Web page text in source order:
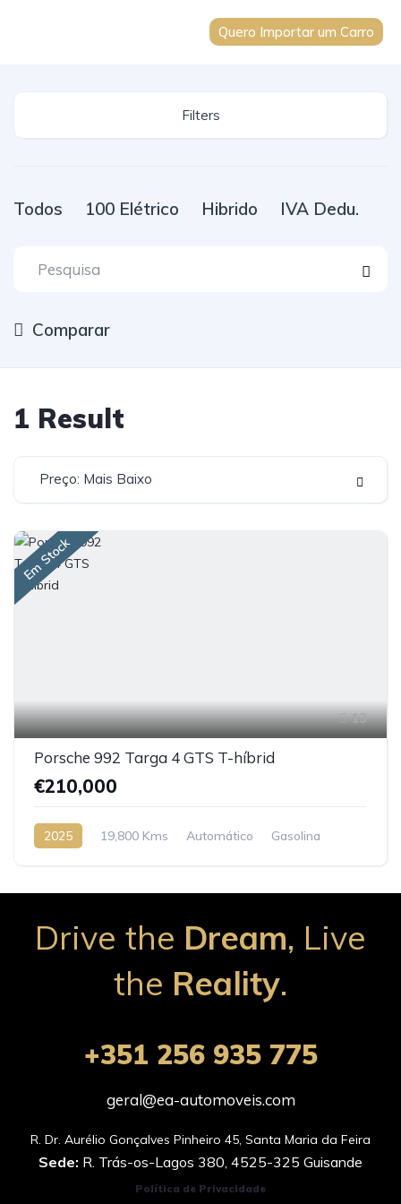
Quero Importar um Carro
Filters
Todos 100 Elétrico Hibrido IVA Dedu.
Comparar
1 Result
Preço: Mais Baixo
Em Stock
13
Porsche 992 Targa 4 GTS T-híbrid
€210,000
2025 19,800 Kms Automático Gasolina
Drive the Dream, Live
the Reality.
+351 256 935 775
geral@ea-automoveis.com
Sede: R. Trás-os-Lagos 380, 4525-325 Guisande
Política de Privacidade